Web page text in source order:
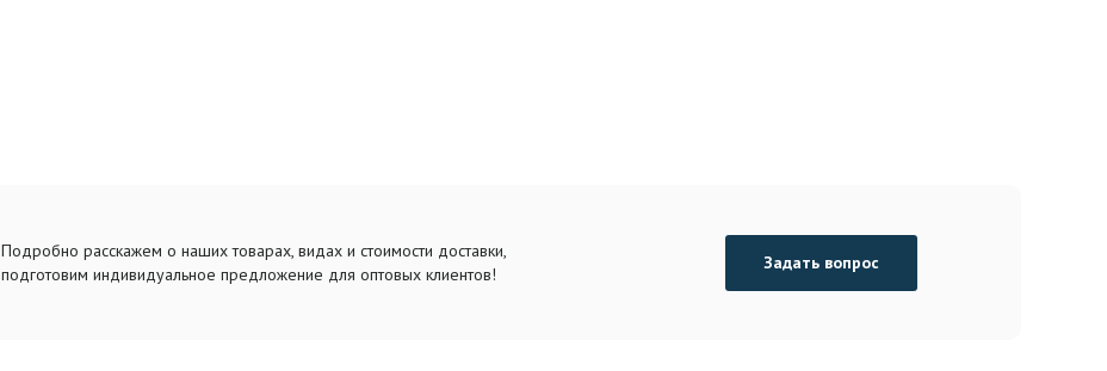
Подробно расскажем о наших товарах, видах и стоимости доставки,
подготовим индивидуальное предложение для оптовых клиентов!
Задать вопрос